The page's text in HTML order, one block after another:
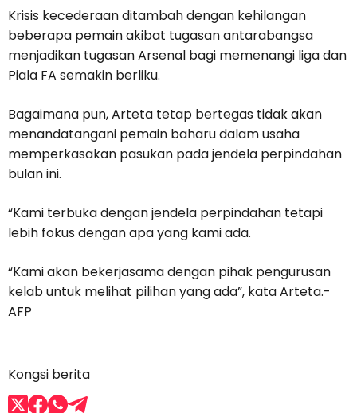
Krisis kecederaan ditambah dengan kehilangan
beberapa pemain akibat tugasan antarabangsa
menjadikan tugasan Arsenal bagi memenangi liga dan
Piala FA semakin berliku.
Bagaimana pun, Arteta tetap bertegas tidak akan
menandatangani pemain baharu dalam usaha
memperkasakan pasukan pada jendela perpindahan
bulan ini.
“Kami terbuka dengan jendela perpindahan tetapi
lebih fokus dengan apa yang kami ada.
“Kami akan bekerjasama dengan pihak pengurusan
kelab untuk melihat pilihan yang ada”, kata Arteta.-
AFP
Kongsi berita